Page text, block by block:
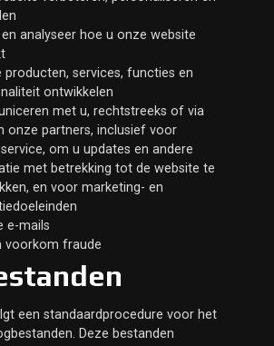
en analyseer hoe u onze website
producten, services, functies en
ontwikkelen
met u, rechtstreeks of via
onze partners, inclusief voor
om u updates en andere
met betrekking tot de website te
en voor marketing- en
e-mails
voorkom fraude
een standaardprocedure voor het
Deze bestanden